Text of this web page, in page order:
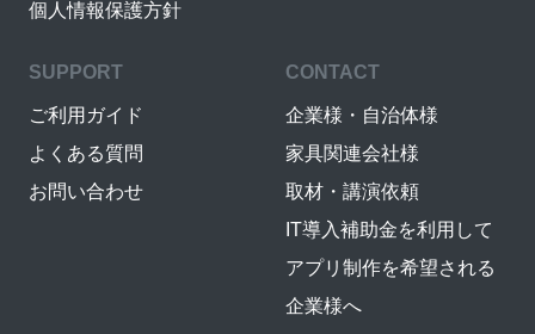
個人情報保護方針
SUPPORT
ご利用ガイド
よくある質問
お問い合わせ
CONTACT
企業様・自治体様
家具関連会社様
取材・講演依頼
IT導入補助金を利用して
アプリ制作を希望される
企業様へ